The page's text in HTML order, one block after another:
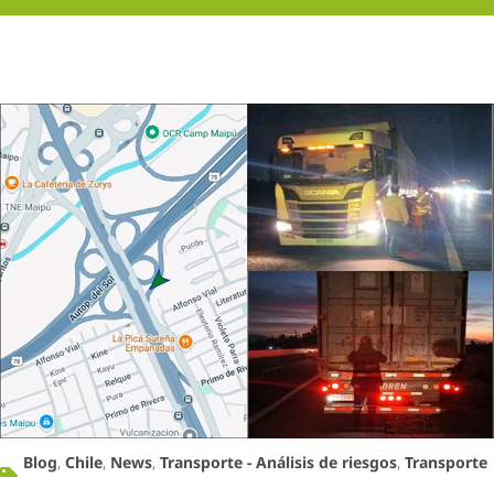
Blog, Chile, News, Transporte - Análisis de riesgos, Transporte